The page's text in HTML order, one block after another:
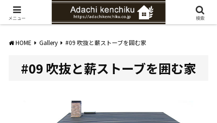
愛知県みよし市の工務店。自然素材を使ったナチュラルな家づくりをご提案
HOME Gallery #09 吹抜と薪ストーブを囲む家
#09 吹抜と薪ストーブを囲む家
メニュー 検索